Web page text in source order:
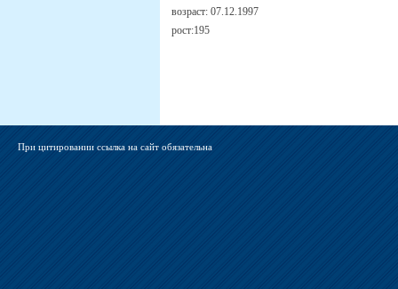
возраст: 07.12.1997
рост:195
При цитировании ссылка на сайт обязательна